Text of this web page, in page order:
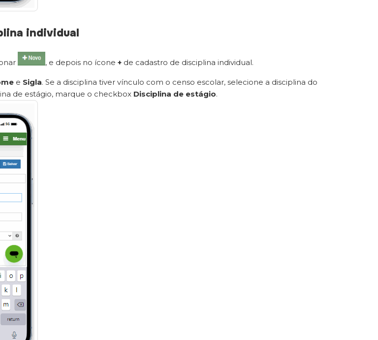
individual
, e depois no ícone+ de cadastro de disciplina individual.
e Sigla. Se a disciplina tiver vínculo com o censo escolar, selecione a disciplina do
de estágio, marque o checkbox Disciplina de estágio.